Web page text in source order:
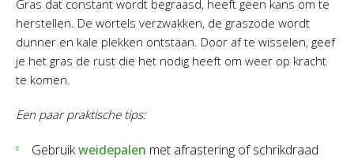
Gras dat constant wordt begraasd, heeft geen kans om te
herstellen. De wortels verzwakken, de graszode wordt
dunner en kale plekken ontstaan. Door af te wisselen, geef
je het gras de rust die het nodig heeft om weer op kracht
te komen.
Een paar praktische tips:
Gebruikweidepalen met afrastering of schrikdraad